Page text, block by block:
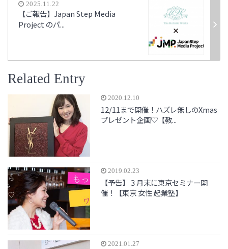
2025.11.22
【ご報告】Japan Step Media
Project のパ...
Related Entry
2020.12.10
12/11まで開催！ハズレ無しのXmas
プレゼント企画♡【教...
2019.02.23
【予告】３月末に東京セミナー開
催！【東京 女性 起業塾】
2021.01.27